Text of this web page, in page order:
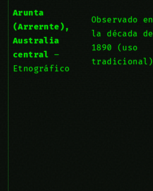
Arunta
(Arrernte),
Australia
central –
Etnográfico
Observado en
la década de
1890 (uso
tradicional)